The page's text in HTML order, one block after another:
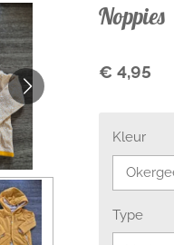
Noppies
€ 4,95
Kleur
Type